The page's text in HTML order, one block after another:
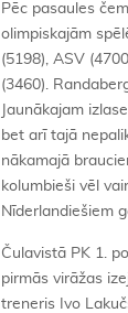
Pēc pasaules
olimpiskajām
(5198), ASV
(3460).
Jaunākajam
bet arī tajā
nākamajā
kolumbieši vēl
Nīderlandiešiem
Čulavistā PK 1.
pirmās virāžas
treneris Ivo